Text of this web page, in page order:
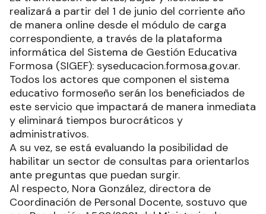
realizará a partir del 1 de junio del corriente año
de manera online desde el módulo de carga
correspondiente, a través de la plataforma
informática del Sistema de Gestión Educativa
Formosa (SIGEF): syseducacion.formosa.gov.ar.
Todos los actores que componen el sistema
educativo formoseño serán los beneficiados de
este servicio que impactará de manera inmediata
y eliminará tiempos burocráticos y
administrativos.
A su vez, se está evaluando la posibilidad de
habilitar un sector de consultas para orientarlos
ante preguntas que puedan surgir.
Al respecto, Nora González, directora de
Coordinación de Personal Docente, sostuvo que